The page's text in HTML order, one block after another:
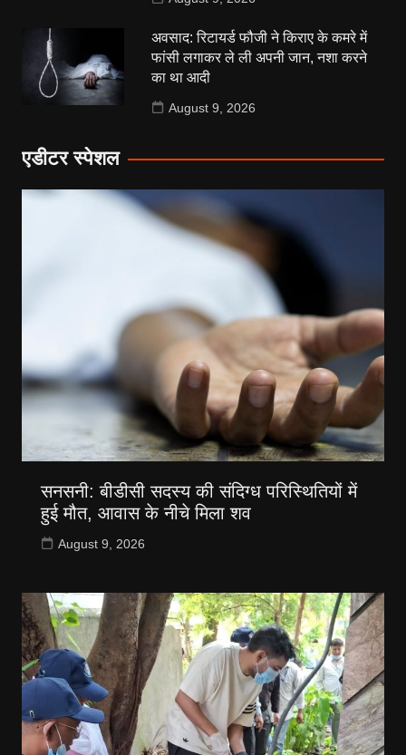
अवसाद: रिटायर्ड फौजी ने किराए के कमरे में
फांसी लगाकर ले ली अपनी जान, नशा करने
का था आदी
August 9, 2026
एडीटर स्पेशल
सनसनी: बीडीसी सदस्य की संदिग्ध परिस्थितियों में
हुई मौत, आवास के नीचे मिला शव
August 9, 2026